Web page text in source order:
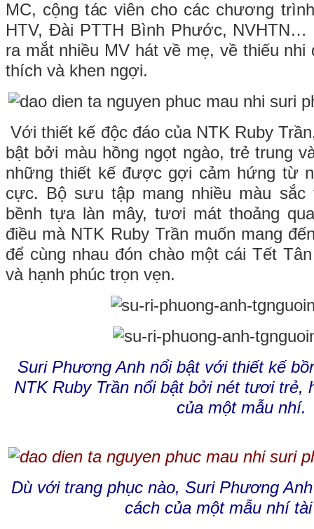
MC, cộng tác viên cho các chương
HTV, Đài PTTH Bình Phước, NVHTN…
ra mắt nhiều MV hát về mẹ, về thiếu
thích và khen ngợi.
Với thiết kế độc đáo của NTK Ruby
bật bởi màu hồng ngọt ngào, trẻ trung
những thiết kế được gợi cảm hứng từ
cực. Bộ sưu tập mang nhiều màu
bềnh tựa làn mây, tươi mát thoảng
điều mà NTK Ruby Trần muốn mang
để cùng nhau đón chào một cái Tết
và hạnh phúc trọn vẹn.
Suri Phương Anh nổi bật với thiết kế
NTK Ruby Trần nổi bật bởi nét tươi trẻ,
của một mẫu nhí.
Dù với trang phục nào, Suri Phương
cách của một mẫu nhí